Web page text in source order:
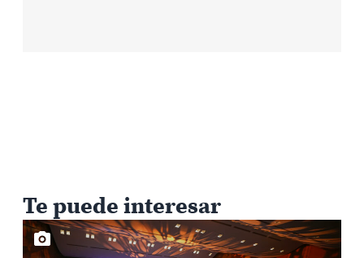
Te puede interesar